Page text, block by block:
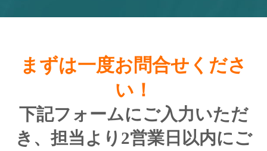
まずは一度お問合せくださ
い！
下記フォームにご入力いただ
き、担当より2営業日以内にご